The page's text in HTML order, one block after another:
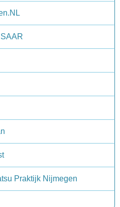
Praktijk Nijmegen